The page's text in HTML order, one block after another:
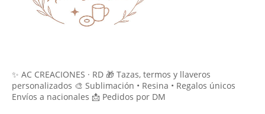
✨ AC CREACIONES · RD 🎁 Tazas, termos y llaveros
personalizados 🎨 Sublimación • Resina • Regalos únicos
Envíos a nacionales 📩 Pedidos por DM